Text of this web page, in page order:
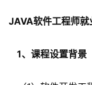
JAVA软件工程师就
1、课程设置背景